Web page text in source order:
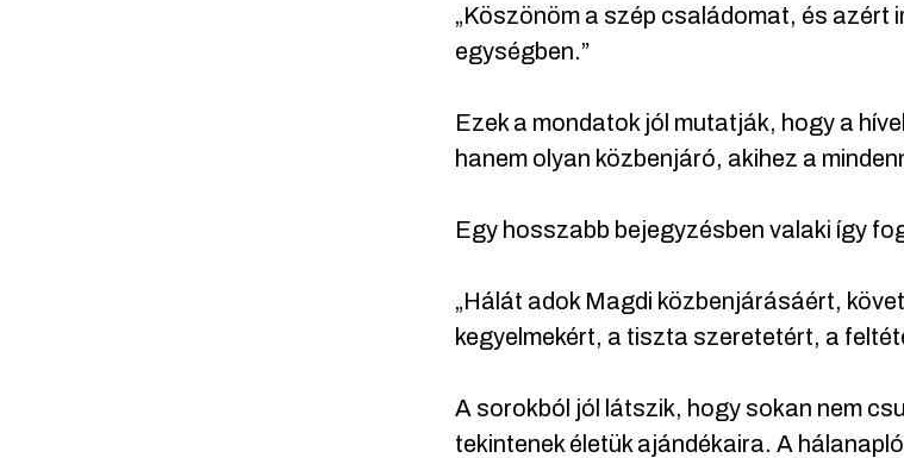
„Köszönöm a szép családomat, és azért
egységben.”
Ezek a mondatok jól mutatják, hogy a
hanem olyan közbenjáró, akihez a
Egy hosszabb bejegyzésben valaki így
„Hálát adok Magdi közbenjárásáért,
kegyelmekért, a tiszta szeretetért, a
A sorokból jól látszik, hogy sokan nem
tekintenek életük ajándékaira. A